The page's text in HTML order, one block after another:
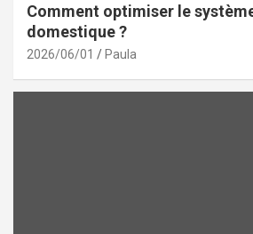
Comment optimiser le
domestique ?
2026/06/01 Paula